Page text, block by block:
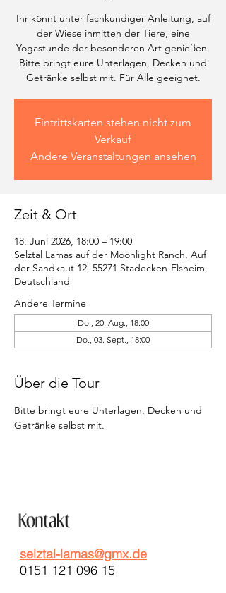
Ihr könnt unter fachkundiger Anleitung, auf
der Wiese inmitten der Tiere, eine
Yogastunde der besonderen Art genießen.
Bitte bringt eure Unterlagen, Decken und
Getränke selbst mit. Für Alle geeignet.
Eintrittskarten stehen nicht zum
Verkauf
Andere Veranstaltungen ansehen
Zeit & Ort
18. Juni 2026, 18:00 – 19:00
Selztal Lamas auf der Moonlight Ranch, Auf
der Sandkaut 12, 55271 Stadecken-Elsheim,
Deutschland
Andere Termine
Do., 20. Aug., 18:00
Do., 03. Sept., 18:00
Über die Tour
Bitte bringt eure Unterlagen, Decken und
Getränke selbst mit.
selztal-lamas@gmx.de
0151 121 096 15